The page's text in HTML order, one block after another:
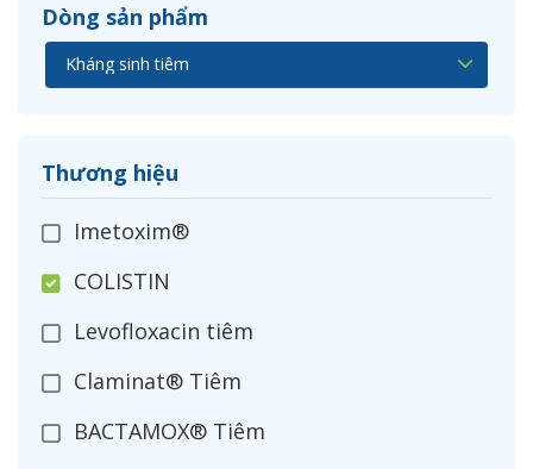
Dòng sản phẩm
Thương hiệu
Imetoxim®
COLISTIN
Levofloxacin tiêm
Claminat® Tiêm
BACTAMOX® Tiêm